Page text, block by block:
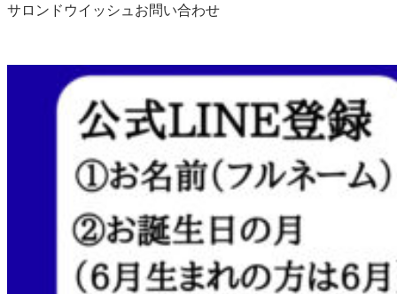
サロンドウイッシュお問い合わせ